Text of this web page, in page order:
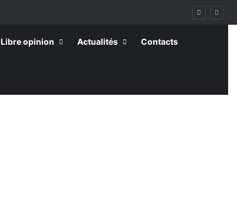
Libre opinion Actualités Contacts